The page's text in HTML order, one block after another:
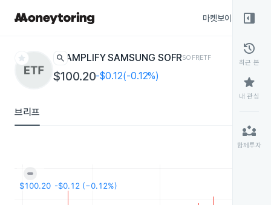
마켓보이스
star search AMPLIFY SAMSUNG SOFRSOFRETF
$100.20-$0.12(-0.12%)
브리프
right_panel_open
history
최근 본
star
내 관심
partner_exchange
함께투자